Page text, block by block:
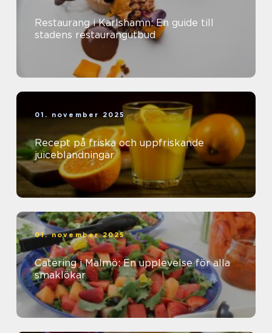
Restaurang i Karlshamn: En guide till
stadens restaurangutbud
01. november 2025
Recept på friska och uppfriskande
juiceblandningar
01. november 2025
Catering i Malmö: En upplevelse för alla
smaklökar